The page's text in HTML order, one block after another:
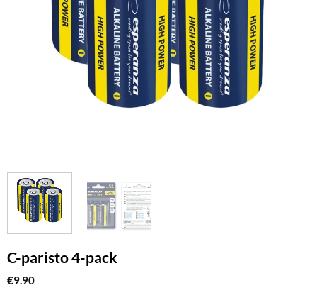
C-paristo 4-pack
€9.90